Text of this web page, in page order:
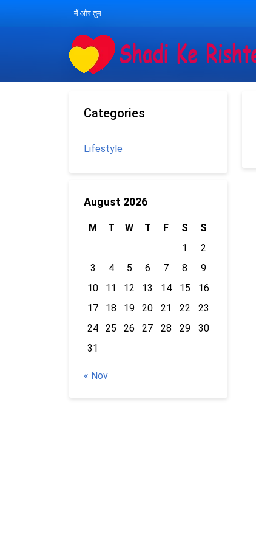
मैं और तुम
Categories
Lifestyle
August 2026
M T W T F S
S
1
2
3
4 5 6 7 8
9
10
11 12 13 14 15
16
17
18 19 20 21 22
23
24
25 26 27 28 29
30
31
« Nov